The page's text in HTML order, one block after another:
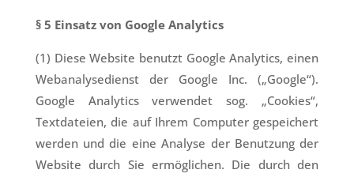
§ 5 Einsatz von Google Analytics
(1) Diese Website benutzt Google Analytics, einen
Webanalysedienst der Google Inc. („Google“).
Google Analytics verwendet sog. „Cookies“,
Textdateien, die auf Ihrem Computer gespeichert
werden und die eine Analyse der Benutzung der
Website durch Sie ermöglichen. Die durch den